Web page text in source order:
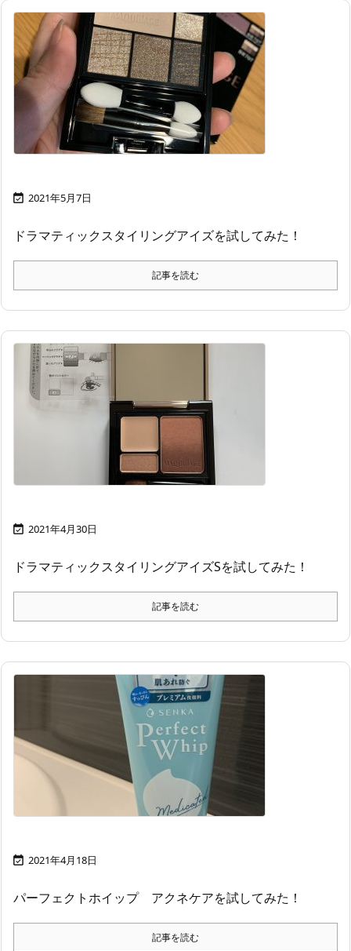
 2021年5月7日
ドラマティックスタイリングアイズを試してみた！
記事を読む
 2021年4月30日
ドラマティックスタイリングアイズSを試してみた！
記事を読む
 2021年4月18日
パーフェクトホイップ アクネケアを試してみた！
記事を読む